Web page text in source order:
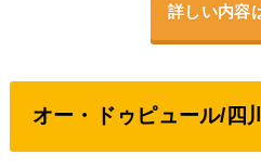
詳しい内容
オー・ドゥピュール/四